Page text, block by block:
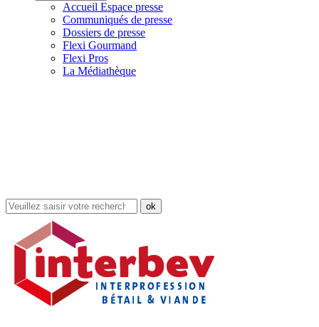
Accueil Espace presse
Communiqués de presse
Dossiers de presse
Flexi Gourmand
Flexi Pros
La Médiathèque
Rechercher
dans
site